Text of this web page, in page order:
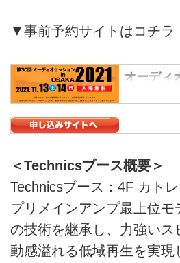
▼事前予約サイトはコチラ
オーディ
OSAKA
スト）
2021
オーディ
＜Technicsブース概要＞
Technicsブース：4F カト
プリメインアンプ最上位モ
の技術を継承し、力強いス
動感溢れる低域再生を実現